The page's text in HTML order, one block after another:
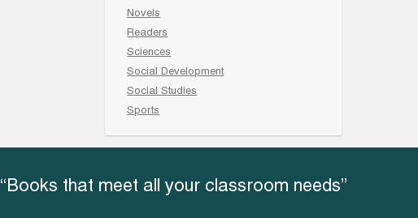
Novels
Readers
Sciences
Social Development
Social Studies
Sports
“Books that meet all your classroom needs”